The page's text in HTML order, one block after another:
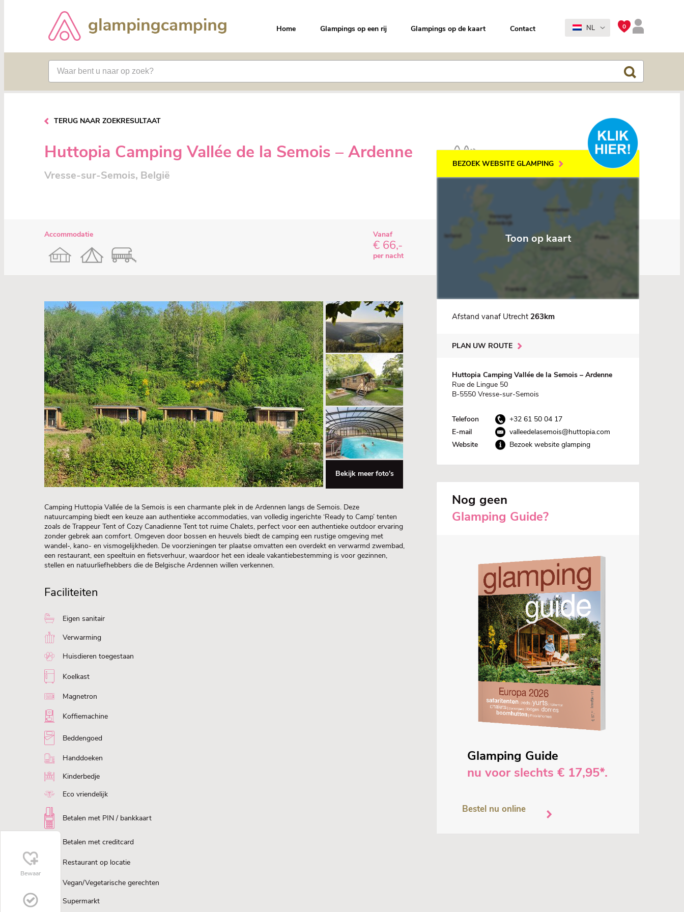
Home Glampings op een rij Glampings op de kaart Contact 0
NL
TERUG NAAR ZOEKRESULTAAT
Huttopia Camping Vallée de la Semois – Ardenne
Vresse-sur-Semois, België
Accommodatie Vanaf
€ 66,-
per nacht
Bekijk meer foto's
Camping Huttopia Vallée de la Semois is een charmante plek in de Ardennen langs de Semois. Deze
natuurcamping biedt een keuze aan authentieke accommodaties, van volledig ingerichte ‘Ready to Camp’ tenten
zoals de Trappeur Tent of Cozy Canadienne Tent tot ruime Chalets, perfect voor een authentieke outdoor ervaring
zonder gebrek aan comfort. Omgeven door bossen en heuvels biedt de camping een rustige omgeving met
wandel-, kano- en vismogelijkheden. De voorzieningen ter plaatse omvatten een overdekt en verwarmd zwembad,
een restaurant, een speeltuin en fietsverhuur, waardoor het een ideale vakantiebestemming is voor gezinnen,
stellen en natuurliefhebbers die de Belgische Ardennen willen verkennen.
Faciliteiten
Eigen sanitair
Verwarming
Huisdieren toegestaan
Koelkast
Magnetron
Koffiemachine
Beddengoed
Handdoeken
Kinderbedje
Eco vriendelijk
Betalen met PIN / bankkaart
Betalen met creditcard
Restaurant op locatie
Vegan/Vegetarische gerechten
Supermarkt
BEZOEK WEBSITE GLAMPING
Toon op kaart
Afstand vanaf Utrecht 263km
PLAN UW ROUTE
Huttopia Camping Vallée de la Semois – Ardenne
Rue de Lingue 50
B-5550 Vresse-sur-Semois
Telefoon
+32 61 50 04 17
E-mail
valleedelasemois@huttopia.com
Website
Bezoek website glamping
Nog geen
Glamping Guide?
Glamping Guide
nu voor slechts € 17,95*.
Bestel nu online
Bewaar